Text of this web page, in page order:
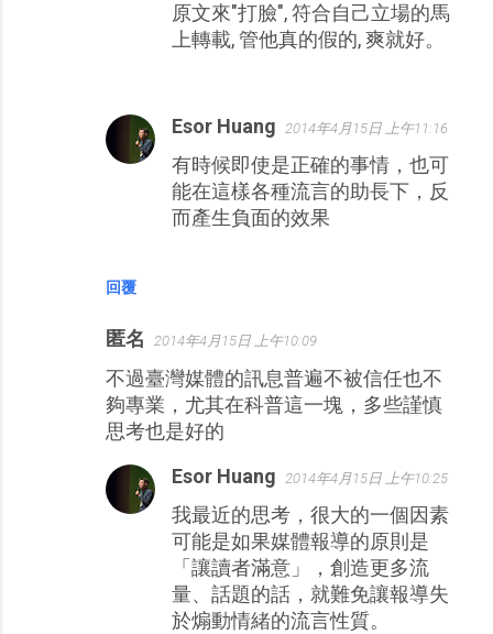
回覆
原文來"打臉", 符合自己立場的馬
上轉載, 管他真的假的, 爽就好。
Esor Huang 2014年4月15日 上午11:16
有時候即使是正確的事情，也可
能在這樣各種流言的助長下，反
而產生負面的效果
匿名 2014年4月15日 上午10:09
不過臺灣媒體的訊息普遍不被信任也不
夠專業，尤其在科普這一塊，多些謹慎
思考也是好的
Esor Huang 2014年4月15日 上午10:25
我最近的思考，很大的一個因素
可能是如果媒體報導的原則是
「讓讀者滿意」，創造更多流
量、話題的話，就難免讓報導失
於煽動情緒的流言性質。